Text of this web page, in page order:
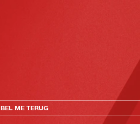
BEL ME TERUG